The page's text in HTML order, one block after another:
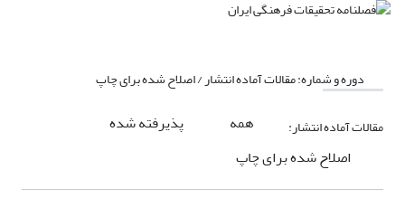
دوره و شماره:مقالات آماده انتشار / اصلاح شده برای چاپ
مقالات آماده انتشار:
همه
پذیرفته شده
اصلاح شده برای چاپ